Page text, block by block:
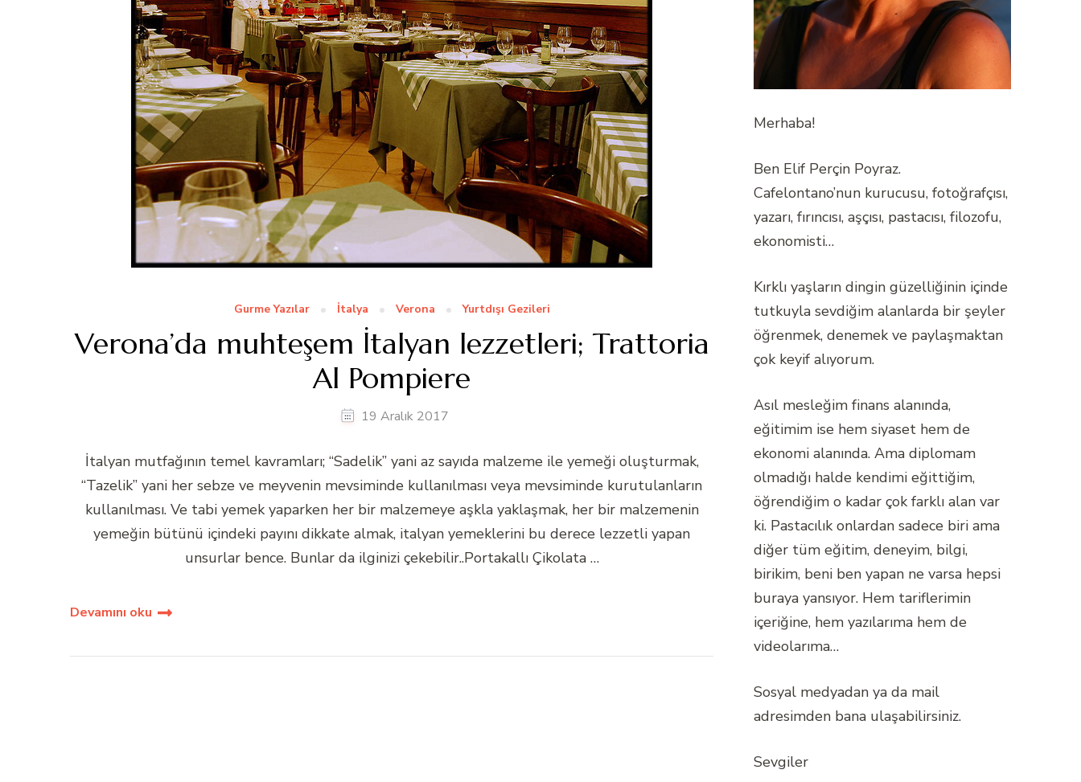
Gurme Yazılar İtalya Verona Yurtdışı Gezileri
Verona’da muhteşem İtalyan lezzetleri; Trattoria
Al Pompiere
19 Aralık 2017
İtalyan mutfağının temel kavramları; “Sadelik” yani az sayıda malzeme ile yemeği oluşturmak,
“Tazelik” yani her sebze ve meyvenin mevsiminde kullanılması veya mevsiminde kurutulanların
kullanılması. Ve tabi yemek yaparken her bir malzemeye aşkla yaklaşmak, her bir malzemenin
yemeğin bütünü içindeki payını dikkate almak, italyan yemeklerini bu derece lezzetli yapan
unsurlar bence. Bunlar da ilginizi çekebilir..Portakallı Çikolata …
Devamını oku
Merhaba!
Ben Elif Perçin Poyraz.
Cafelontano’nun kurucusu, fotoğrafçısı,
yazarı, fırıncısı, aşçısı, pastacısı, filozofu,
ekonomisti…
Kırklı yaşların dingin güzelliğinin içinde
tutkuyla sevdiğim alanlarda bir şeyler
öğrenmek, denemek ve paylaşmaktan
çok keyif alıyorum.
Asıl mesleğim finans alanında,
eğitimim ise hem siyaset hem de
ekonomi alanında. Ama diplomam
olmadığı halde kendimi eğittiğim,
öğrendiğim o kadar çok farklı alan var
ki. Pastacılık onlardan sadece biri ama
diğer tüm eğitim, deneyim, bilgi,
birikim, beni ben yapan ne varsa hepsi
buraya yansıyor. Hem tariflerimin
içeriğine, hem yazılarıma hem de
videolarıma…
Sosyal medyadan ya da mail
adresimden bana ulaşabilirsiniz.
Sevgiler